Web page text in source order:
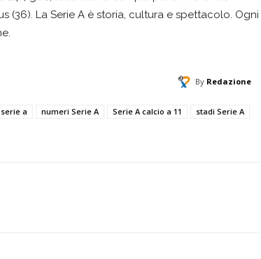
(36). La Serie A è storia, cultura e spettacolo. Ogni
By Redazione
a numeri Serie A Serie A calcio a 11
stadi Serie A